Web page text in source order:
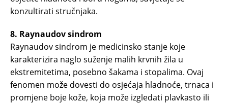
konzultirati stručnjaka.
8. Raynaudov sindrom
Raynaudov sindrom je medicinsko stanje koje
karakterizira naglo suženje malih krvnih žila u
ekstremitetima, posebno šakama i stopalima. Ovaj
fenomen može dovesti do osjećaja hladnoće, trnaca i
promjene boje kože, koja može izgledati plavkasto ili